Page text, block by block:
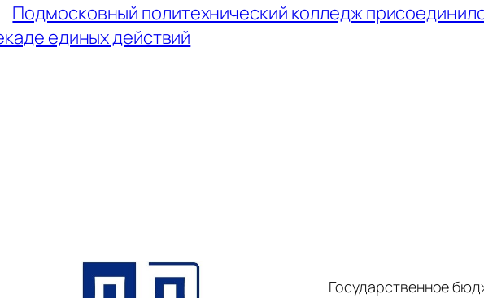
Подмосковный политехнический колледж
единых действий
Государственное